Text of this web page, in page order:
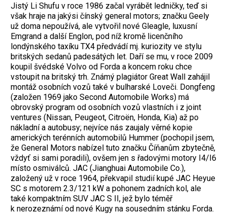
Jistý Li Shufu v roce 1986 začal vyrábět ledničky, teď si
však hraje na jakýsi čínský general motors; značku Geely
už doma nepoužívá, ale vytvořil nové Gleagle, luxusní
Emgrand a další Englon, pod níž kromě licenčního
londýnského taxíku TX4 předvádí mj. kuriozity ve stylu
britských ­sedanů padesátých let. Daří se mu, v roce 2009
koupil švédské Volvo od Forda a koncem roku chce
vstoupit na britský trh. Známý plagiátor Great Wall zahájil
montáž osobních vozů také v bulharské Loveči. Dongfeng
(založen 1969 jako Second Automobile Works) má
obrovský program od osobních vozů vlastních i z joint
ventures (Nissan, Peugeot, Citroën, Honda, Kia) až po
nákladní a autobusy; nejvíce nás zaujaly věrné kopie
amerických terénních automobilů Hummer (pochopil jsem,
že General Motors nabízel tuto značku Číňanům zbytečně,
vždyť si sami poradili), ovšem jen s řadovými motory I4/I6
místo osmiválců. JAC (Jianghuai Automobile Co.),
založený už v roce 1964, překvapil studií kupé JAC Heyue
SC s motorem 2.3/121 kW a pohonem zadních kol, ale
také kompaktním SUV JAC S II, jež bylo téměř
k nerozeznámí od nové Kugy na sousedním stánku Forda.